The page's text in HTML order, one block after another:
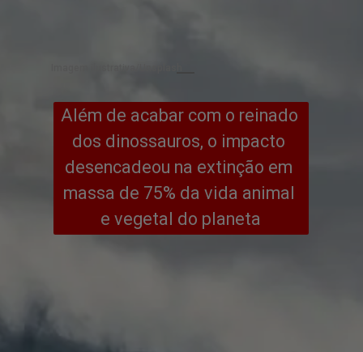
Além de acabar com o reinado
dos dinossauros, o impacto
desencadeou na extinção em
massa de 75% da vida animal
e vegetal do planeta